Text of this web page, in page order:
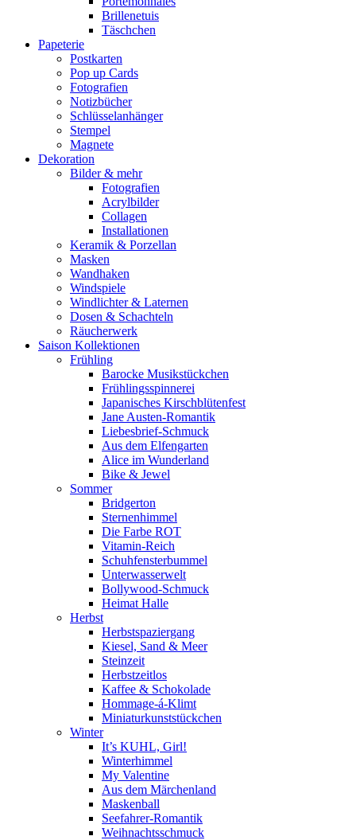
Brillenetuis
Täschchen
Papeterie
Postkarten
Pop up Cards
Fotografien
Notizbücher
Schlüsselanhänger
Stempel
Magnete
Dekoration
Bilder & mehr
Fotografien
Acrylbilder
Collagen
Installationen
Keramik & Porzellan
Masken
Wandhaken
Windspiele
Windlichter & Laternen
Dosen & Schachteln
Räucherwerk
Saison Kollektionen
Frühling
Barocke Musikstückchen
Frühlingsspinnerei
Japanisches Kirschblütenfest
Jane Austen-Romantik
Liebesbrief-Schmuck
Aus dem Elfengarten
Alice im Wunderland
Bike & Jewel
Sommer
Bridgerton
Sternenhimmel
Die Farbe ROT
Vitamin-Reich
Schuhfensterbummel
Unterwasserwelt
Bollywood-Schmuck
Heimat Halle
Herbst
Herbstspaziergang
Kiesel, Sand & Meer
Steinzeit
Herbstzeitlos
Kaffee & Schokolade
Hommage-á-Klimt
Miniaturkunststückchen
Winter
It’s KUHL, Girl!
Winterhimmel
My Valentine
Aus dem Märchenland
Maskenball
Seefahrer-Romantik
Weihnachtsschmuck